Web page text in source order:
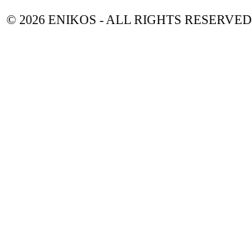
© 2026 ENIKOS - ALL RIGHTS RESERVED